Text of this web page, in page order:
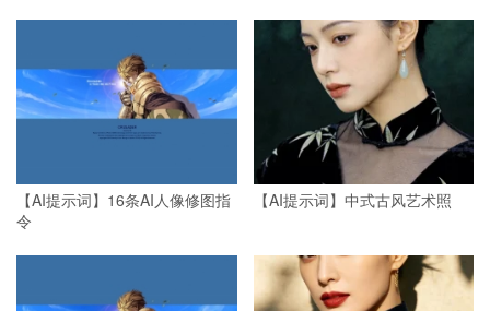
【AI提示词】16条AI人像修图指
令
【AI提示词】中式古风艺术照